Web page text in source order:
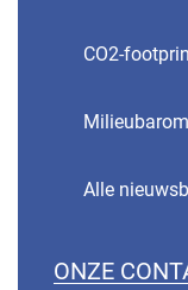
CO2-
Alle
ONZE